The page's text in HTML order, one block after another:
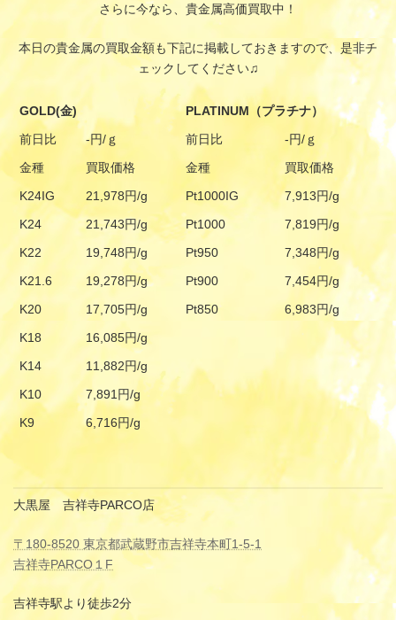
さらに今なら、貴金属高価買取中！
本日の貴金属の買取金額も下記に掲載しておきますので、是非チ
ェックしてください♫
GOLD(金)
PLATINUM（プラチナ）
前日比
-円/ｇ 前日比
-円/ｇ
金種
買取価格 金種
買取価格
K24IG
21,978円/g Pt1000IG
7,913円/g
K24
21,743円/g Pt1000
7,819円/g
K22
19,748円/g Pt950
7,348円/g
K21.6
19,278円/g Pt900
7,454円/g
K20
17,705円/g Pt850
6,983円/g
K18
16,085円/g
K14
11,882円/g
K10
7,891円/g
K9
6,716円/g
大黒屋 吉祥寺PARCO店
〒180-8520 東京都武蔵野市吉祥寺本町1-5-1
吉祥寺PARCO１F
吉祥寺駅より徒歩2分